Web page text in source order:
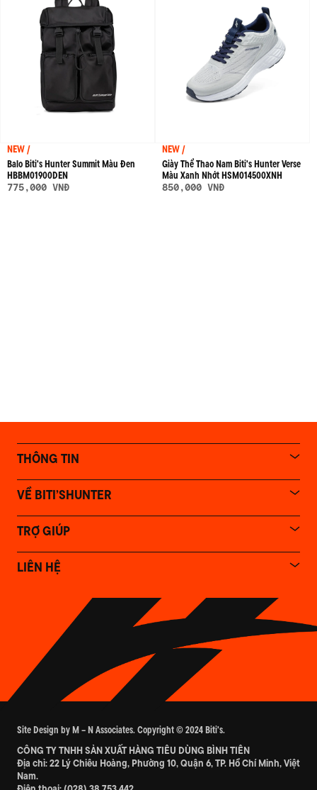
NEW /
Balo Biti's Hunter Summit Màu Đen
HBBM01900DEN
775,000 VNĐ
NEW /
Giày Thể Thao Nam Biti's Hunter Verse
Màu Xanh Nhớt HSM014500XNH
850,000 VNĐ
THÔNG TIN
VỀ BITI’SHUNTER
TRỢ GIÚP
LIÊN HỆ
Site Design by M – N Associates. Copyright © 2024 Biti's.
CÔNG TY TNHH SẢN XUẤT HÀNG TIÊU DÙNG BÌNH TIÊN
Địa chỉ: 22 Lý Chiêu Hoàng, Phường 10, Quận 6, TP. Hồ Chí Minh, Việt
Nam.